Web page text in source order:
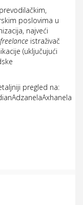
poslovima u
najveći
freelance istraživač
(uključujući
pregled na: